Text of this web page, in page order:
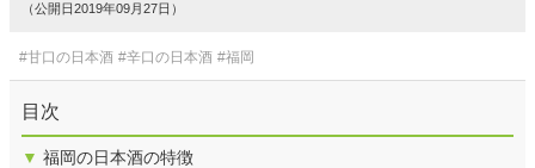
（公開日2019年09月27日）
#甘口の日本酒 #辛口の日本酒 #福岡
目次
▼ 福岡の日本酒の特徴